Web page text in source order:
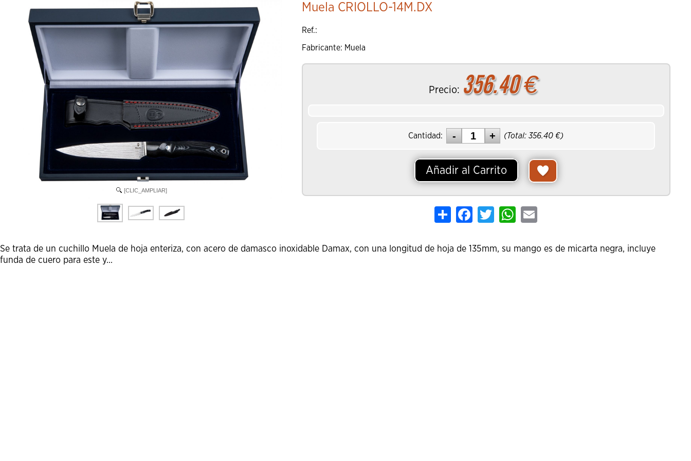
[CLIC_AMPLIAR]
Muela CRIOLLO-14M.DX
Ref.:
Fabricante: Muela
Precio: 356.40€
Cantidad: (Total:356.40 €)
Añadir al Carrito
Share FacebookTwitter WhatsApp
Se trata de un cuchillo Muela de hoja enteriza, con acero de damasco inoxidable Damax, con una longitud de hoja de 135mm, su mango es de micarta negra, incluye
funda de cuero para este y...